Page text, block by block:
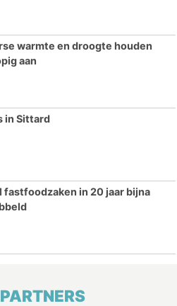
warmte en droogte houden
aan
in Sittard
fastfoodzaken in 20 jaar bijna
PARTNERS